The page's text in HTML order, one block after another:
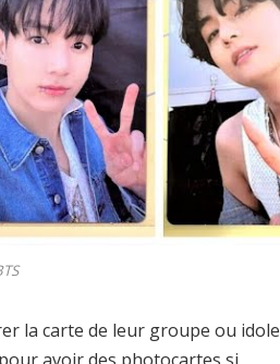
la carte de leur groupe ou idole